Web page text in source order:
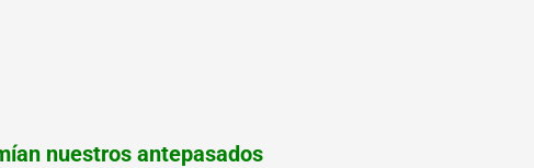
nuestros antepasados